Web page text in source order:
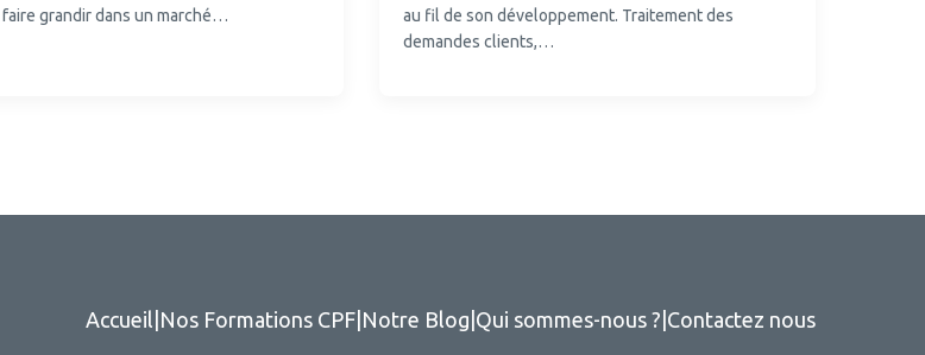
faire grandir dans un marché…
au fil de son développement. Traitement des
demandes clients,…
Accueil Nos Formations CPF Notre Blog Qui sommes-nous ? Contactez nous